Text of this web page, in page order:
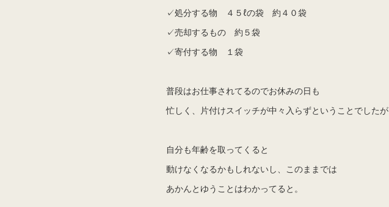
✓処分する物 ４５ℓの袋 約４０袋
✓売却するもの 約５袋
✓寄付する物 １袋
普段はお仕事されてるのでお休みの日も
忙しく、片付けスイッチが中々入らずということでしたが
自分も年齢を取ってくると
動けなくなるかもしれないし、このままでは
あかんとゆうことはわかってると。